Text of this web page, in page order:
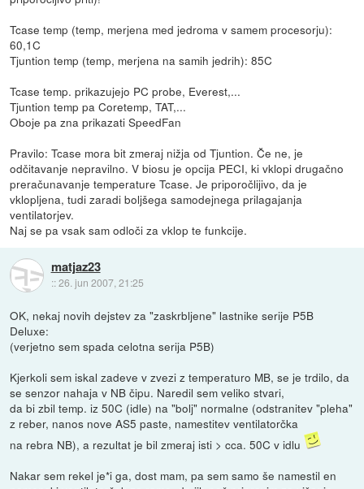
Tcase temp (temp, merjena med jedroma v samem procesorju):
60,1C
Tjuntion temp (temp, merjena na samih jedrih): 85C
Tcase temp. prikazujejo PC probe, Everest,...
Tjuntion temp pa Coretemp, TAT,...
Oboje pa zna prikazati SpeedFan
Pravilo: Tcase mora bit zmeraj nižja od Tjuntion. Če ne, je
odčitavanje nepravilno. V biosu je opcija PECI, ki vklopi drugačno
preračunavanje temperature Tcase. Je priporočlijivo, da je
vklopljena, tudi zaradi boljšega samodejnega prilagajanja
ventilatorjev.
Naj se pa vsak sam odloči za vklop te funkcije.
matjaz23
::26. jun 2007, 21:25
OK, nekaj novih dejstev za "zaskrbljene" lastnike serije P5B
Deluxe:
(verjetno sem spada celotna serija P5B)
Kjerkoli sem iskal zadeve v zvezi z temperaturo MB, se je trdilo, da
se senzor nahaja v NB čipu. Naredil sem veliko stvari,
da bi zbil temp. iz 50C (idle) na "bolj" normalne (odstranitev "pleha"
z reber, nanos nove AS5 paste, namestitev ventilatorčka
na rebra NB), a rezultat je bil zmeraj isti > cca. 50C v idlu
Nakar sem rekel je*i ga, dost mam, pa sem samo še namestil en